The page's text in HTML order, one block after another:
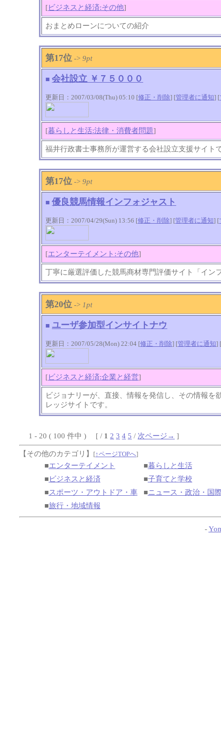
[ビジネスと経済:その他]
おまとめローンについての紹介
第17位 ->9pt
■ 会社設立 ￥７５０００
更新日：2007/03/08(Thu) 05:10 [修正・削除] [管理者に通知] [
[暮らしと生活:法律・消費者問題]
福井行政書士事務所が運営する会社設立支援サイト
第17位 ->9pt
■ 優良競馬情報インフォジャスト
更新日：2007/04/29(Sun) 13:56 [修正・削除] [管理者に通知] [
[エンターテイメント:その他]
丁寧に厳選評価した競馬商材専門評価サイト「イン
第20位 -> 1pt
■ ユーザ参加型インサイトナウ
更新日：2007/05/28(Mon) 22:04 [修正・削除] [管理者に通知]
[ビジネスと経済:企業と経営]
ビジョナリーが、直接、情報を発信し、その情報を
レッジサイトです。
1 - 20 ( 100 件中 ) [ / 1 2 3 4 5 / 次ページ→ ]
【その他のカテゴリ】 [↑ページTOPへ]
■エンターテイメント ■暮らしと生活
■ ビジネスと経済 ■子育てと学校
■スポーツ・アウトドア・車 ■ニュース・政治・国
■旅行・地域情報
-